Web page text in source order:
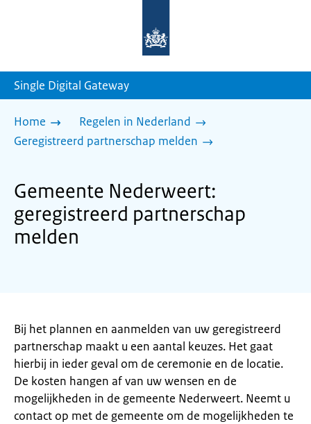
homepage
Single Digital Gateway
Home
Regelen in Nederland
Geregistreerd partnerschap melden
Gemeente Nederweert:
geregistreerd partnerschap
melden
Bij het plannen en aanmelden van uw geregistreerd
partnerschap maakt u een aantal keuzes. Het gaat
hierbij in ieder geval om de ceremonie en de locatie.
De kosten hangen af van uw wensen en de
mogelijkheden in de gemeente Nederweert. Neemt u
contact op met de gemeente om de mogelijkheden te